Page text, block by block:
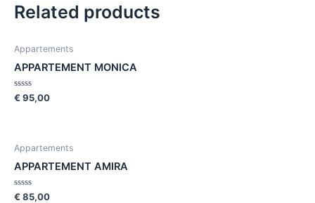
Related products
Appartements
APPARTEMENT MONICA
Rated
€ 95,00
Appartements
APPARTEMENT AMIRA
Rated
€ 85,00